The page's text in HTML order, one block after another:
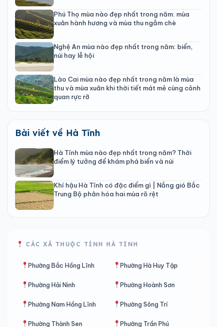
Phú Thọ mùa nào đẹp nhất trong năm: mùa
xuân hành hương và mùa thu ngắm chè
Nghệ An mùa nào đẹp nhất trong năm: biển,
núi hay lễ hội
Lào Cai mùa nào đẹp nhất trong năm là mùa
thu và mùa xuân khi thời tiết mát mẻ cùng cảnh
quan rực rỡ
Bài viết về Hà Tĩnh
Hà Tĩnh mùa nào đẹp nhất trong năm? Thời
điểm lý tưởng để khám phá biển và núi
Khí hậu Hà Tĩnh có đặc điểm gì | Nắng gió Bắc
Trung Bộ phân hóa hai mùa rõ rệt
CÁC XÃ THUỘC TỈNH HÀ TĨNH
Phường Bắc Hồng Lĩnh Phường Hà Huy Tập
Phường Hải Ninh Phường Hoành Sơn
Phường Nam Hồng Lĩnh Phường Sông Trí
Phường Thành Sen Phường Trần Phú